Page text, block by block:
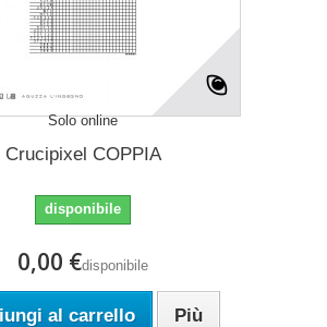
Solo online
Crucipixel COPPIA
disponibile
0,00 €disponibile
al carrello Più